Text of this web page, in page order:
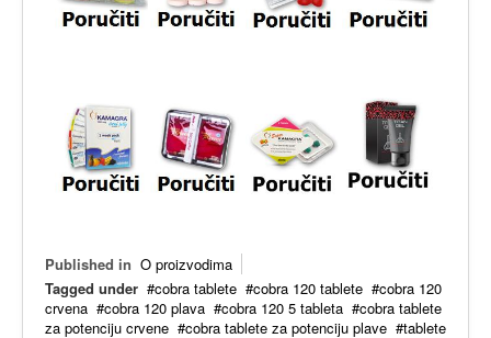
Published in O proizvodima
Tagged under
cobra tablete cobra 120 tablete
cobra 120
crvena
cobra 120 plava cobra 120 5 tableta
cobra tablete
za potenciju crvene
cobra tablete za potenciju plave
tablete